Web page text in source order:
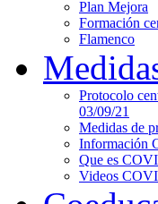
Plan Mejora
Formación
Flamenco
Protocolo
03/09/21
Medidas de
Información
Que es
Videos